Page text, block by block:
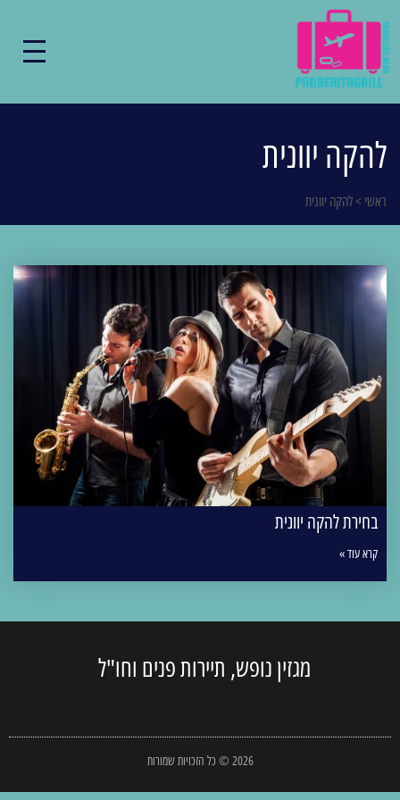
להקה יוונית
ראשי >להקה יוונית
בחירת להקה יוונית
קרא עוד »
מגזין נופש, תיירות פנים וחו"ל
2026 © כל הזכויות שמורות